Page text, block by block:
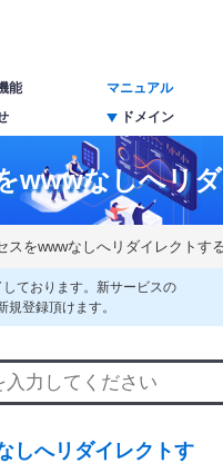
能
マニュアル
ドメイン
wwwなしへリ
スをwwwなしへリダイレクトす
ております。新サービスの
登録頂けます。
しへリダイレクトす